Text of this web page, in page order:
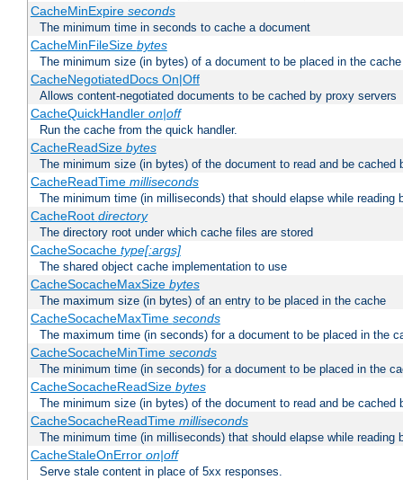
CacheMinExpire seconds
The minimum time in seconds to cache a document
CacheMinFileSize bytes
The minimum size (in bytes) of a document to be placed in the cache
CacheNegotiatedDocs On|Off
Allows content-negotiated documents to be cached by proxy servers
CacheQuickHandler on|off
Run the cache from the quick handler.
CacheReadSize bytes
The minimum size (in bytes) of the document to read and be cached
CacheReadTime milliseconds
The minimum time (in milliseconds) that should elapse while reading
CacheRoot directory
The directory root under which cache files are stored
CacheSocache type[:args]
The shared object cache implementation to use
CacheSocacheMaxSize bytes
The maximum size (in bytes) of an entry to be placed in the cache
CacheSocacheMaxTime seconds
The maximum time (in seconds) for a document to be placed in the
CacheSocacheMinTime seconds
The minimum time (in seconds) for a document to be placed in the
CacheSocacheReadSize bytes
The minimum size (in bytes) of the document to read and be cached
CacheSocacheReadTime milliseconds
The minimum time (in milliseconds) that should elapse while reading
CacheStaleOnError on|off
Serve stale content in place of 5xx responses.